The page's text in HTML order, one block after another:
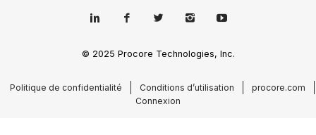
© 2025 Procore Technologies, Inc.
Politique de confidentialité Conditions d’utilisation
procore.com
Connexion